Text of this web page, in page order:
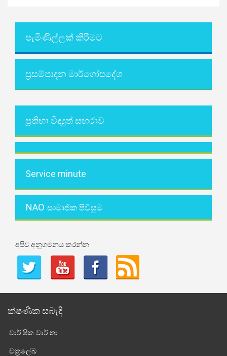
පැමිණිල්ලක් කිරීමට
ප්‍රසම්පාදන මාර්ගෝපදේශ
ප්‍රතිභා විද්‍යුත් සඟරාව
Service minute
NAO සාමාජික පිවිසුම
අපිව අනුගමනය කරන්න
ක්ෂණික සබැඳි
වාර් ෂික වාර් තා
චක්‍රලේඛ